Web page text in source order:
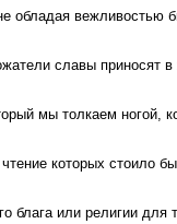
обладая вежливостью
славы приносят в
мы толкаем ногой,
которых стоило
блага или религии для